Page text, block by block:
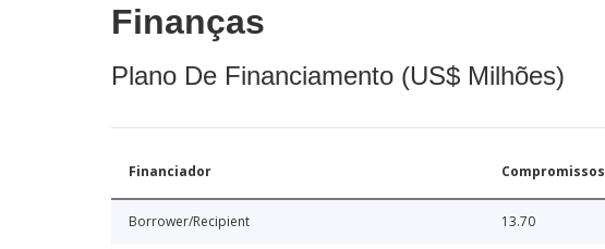
Finanças
Plano De Financiamento (US$ Milhões)
Financiador Compromissos
Borrower/Recipient 13.70